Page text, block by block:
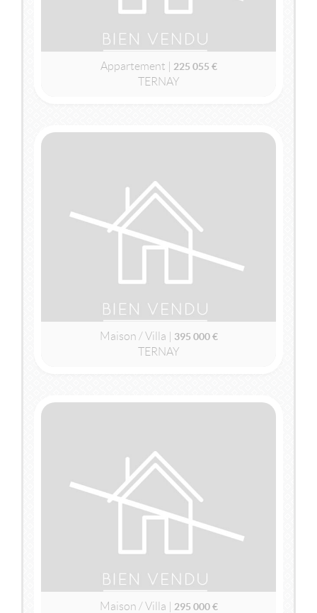
Appartement | 225 055 €
TERNAY
Maison / Villa | 395 000 €
TERNAY
TERNAY(69360)
MAISON / VILLA
395 000 €
Maison / Villa | 295 000 €
TERNAY(69360)
MAISON / VILLA
295 000 €